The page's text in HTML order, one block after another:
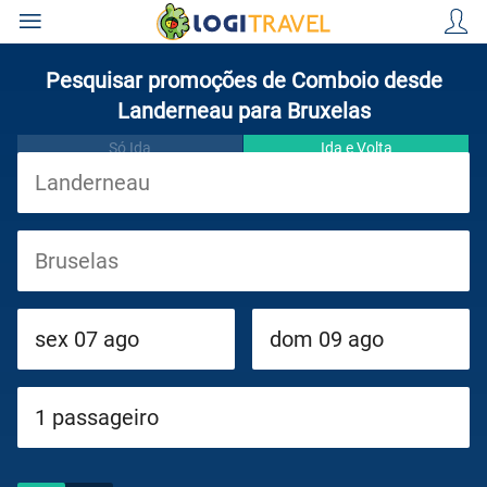
Cruzeiros
Circuitos
Pesquisar promoções de Comboio desde
Landerneau para Bruxelas
Só Ida Ida e Volta